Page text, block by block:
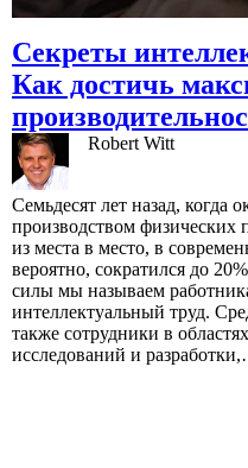
Секреты
Как достичь
Robert Witt
Семьдесят лет назад, когда
производством
из места в место, в
вероятно, сократился до
силы мы называем
интеллектуальный труд.
также сотрудники в
исследований и